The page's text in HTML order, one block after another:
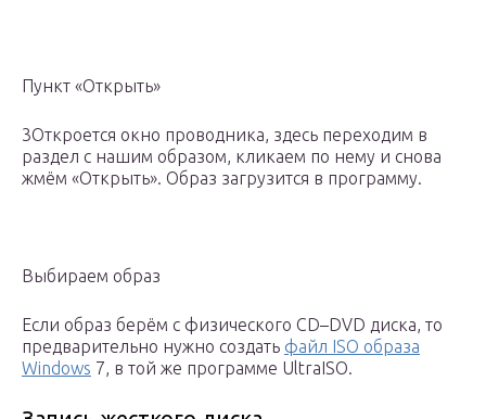
Пункт «Открыть»
3Откроется окно проводника, здесь переходим в
раздел с нашим образом, кликаем по нему и снова
жмём «Открыть». Образ загрузится в программу.
Выбираем образ
Если образ берём с физического CD–DVD диска, то
предварительно нужно создать файл ISO образа
Windows 7, в той же программе UltraISO.